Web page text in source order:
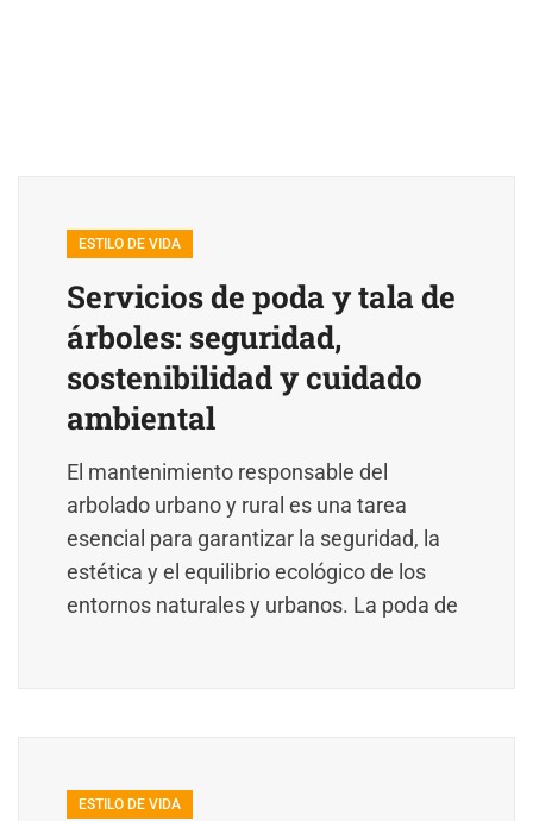
ESTILO DE VIDA
Servicios de poda y tala de
árboles: seguridad,
sostenibilidad y cuidado
ambiental
El mantenimiento responsable del
arbolado urbano y rural es una tarea
esencial para garantizar la seguridad, la
estética y el equilibrio ecológico de los
entornos naturales y urbanos. La poda de
ESTILO DE VIDA